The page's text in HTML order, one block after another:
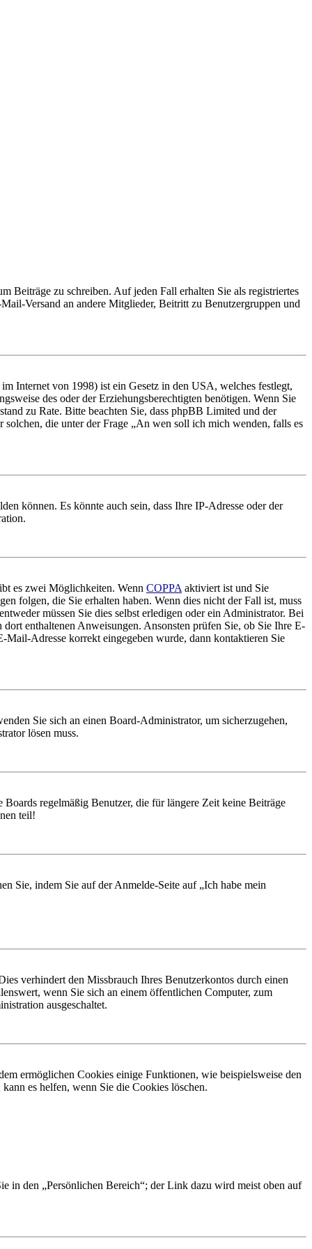
Beiträge zu schreiben. Auf jeden Fall erhalten Sie als registriertes
Versand an andere Mitglieder, Beitritt zu Benutzergruppen und
Internet von 1998) ist ein Gesetz in den USA, welches festlegt,
des oder der Erziehungsberechtigten benötigen. Wenn Sie
zu Rate. Bitte beachten Sie, dass phpBB Limited und der
die unter der Frage „An wen soll ich mich wenden, falls es
können. Es könnte auch sein, dass Ihre IP-Adresse oder der
es zwei Möglichkeiten. Wenn COPPA aktiviert ist und Sie
folgen, die Sie erhalten haben. Wenn dies nicht der Fall ist, muss
müssen Sie dies selbst erledigen oder ein Administrator. Bei
enthaltenen Anweisungen. Ansonsten prüfen Sie, ob Sie Ihre E-
Adresse korrekt eingegeben wurde, dann kontaktieren Sie
Sie sich an einen Board-Administrator, um sicherzugehen,
lösen muss.
regelmäßig Benutzer, die für längere Zeit keine Beiträge
teil!
Sie, indem Sie auf der Anmelde-Seite auf „Ich habe mein
verhindert den Missbrauch Ihres Benutzerkontos durch einen
wenn Sie sich an einem öffentlichen Computer, zum
ausgeschaltet.
ermöglichen Cookies einige Funktionen, wie beispielsweise den
es helfen, wenn Sie die Cookies löschen.
in den „Persönlichen Bereich“; der Link dazu wird meist oben auf